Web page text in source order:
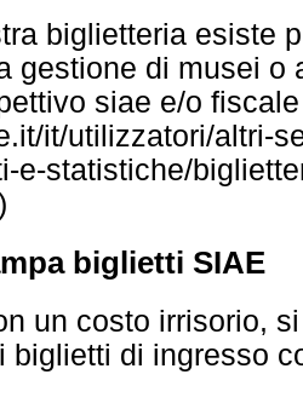
biglietteria esiste
gestione di musei o
siae e/o fiscale
it/utilizzatori/altri-
e-statistiche/
biglietti SIAE
un costo irrisorio,
biglietti di ingresso